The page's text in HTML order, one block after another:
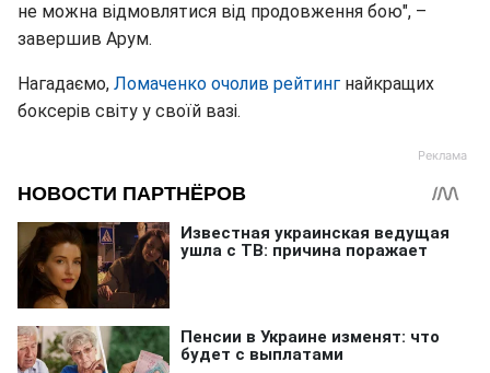
не можна відмовлятися від продовження бою", –
завершив Арум.
Нагадаємо, Ломаченко очолив рейтинг найкращих
боксерів світу у своїй вазі.